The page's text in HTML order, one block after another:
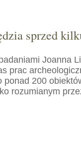
sprzed
Joanna
prac
ponad 200
rozumianym